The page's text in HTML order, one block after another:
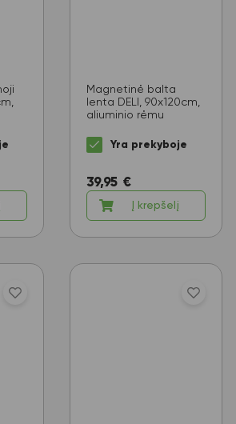
Magnetinė balta
lenta DELI, 90x120cm,
aliuminio rėmu
Yra prekyboje
39,95 €
Į krepšelį